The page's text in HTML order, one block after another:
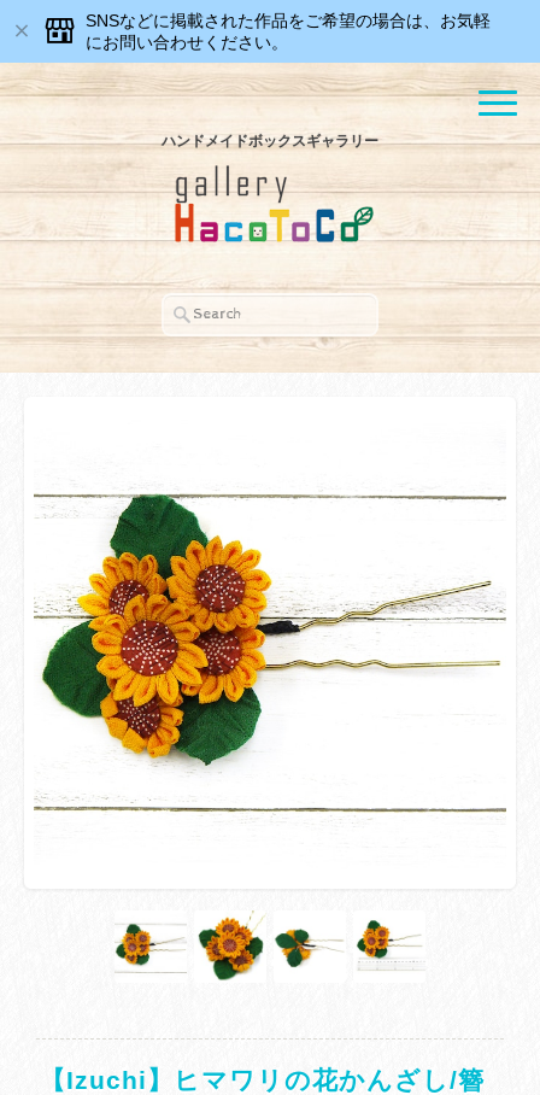
SNSなどに掲載された作品をご希望の場合は、お気軽
にお問い合わせください。
ハンドメイドボックスギャラリー
【Izuchi】ヒマワリの花かんざし/簪